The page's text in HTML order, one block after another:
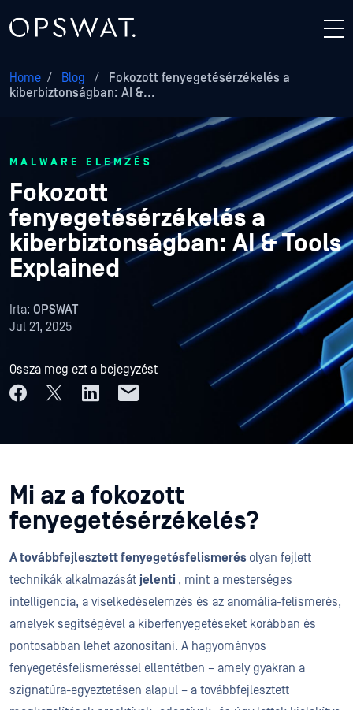
Home / Blog /
Fokozott fenyegetésérzékelés a
kiberbiztonságban: AI &...
MALWARE ELEMZÉS
Fokozott
fenyegetésérzékelés a
kiberbiztonságban: AI & Tools
Explained
Írta: OPSWAT
Jul 21, 2025
Ossza meg ezt a bejegyzést
Mi az a fokozott
fenyegetésérzékelés?
A továbbfejlesztett fenyegetésfelismerés olyan fejlett
technikák alkalmazását jelenti , mint a mesterséges
intelligencia, a viselkedéselemzés és az anomália-felismerés,
amelyek segítségével a kiberfenyegetéseket korábban és
pontosabban lehet azonosítani. A hagyományos
fenyegetésfelismeréssel ellentétben – amely gyakran a
szignatúra-egyeztetésen alapul – a továbbfejlesztett